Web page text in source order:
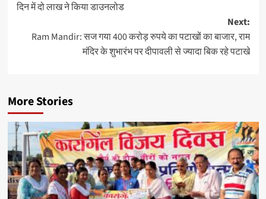
दिन में दो लाख ने किया डाउनलोड
Next:
Ram Mandir: सज गया 400 करोड़ रुपये का पटाखों का बाजार, राम
मंदिर के शुभारंभ पर दीपावली से ज्यादा बिक रहे पटाखे
More Stories